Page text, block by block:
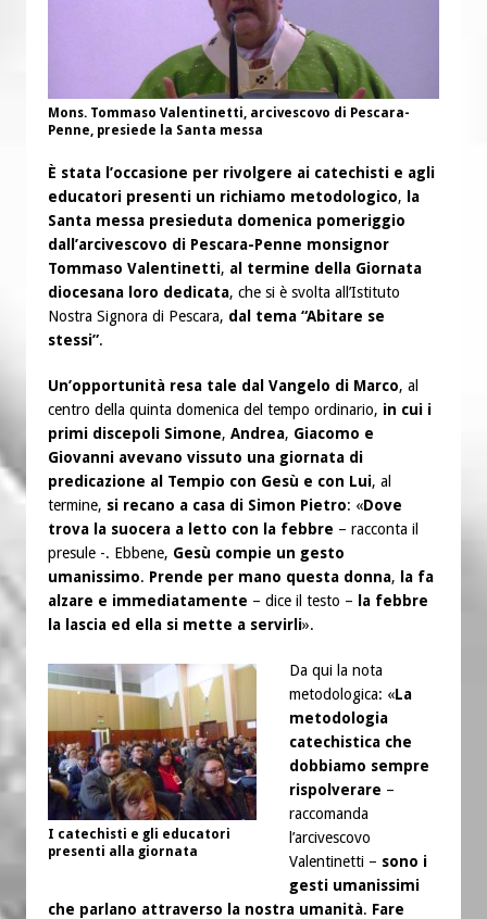
Mons. Tommaso Valentinetti, arcivescovo di Pescara-
Penne, presiede la Santa messa
È stata l’occasione per rivolgere ai catechisti e agli
educatori presenti un richiamo metodologico, la
Santa messa presieduta domenica pomeriggio
dall’arcivescovo di Pescara-Penne monsignor
Tommaso Valentinetti, al termine della Giornata
diocesana loro dedicata, che si è svolta all’Istituto
Nostra Signora di Pescara, dal tema “Abitare se
stessi”.
Un’opportunità resa tale dal Vangelo di Marco, al
centro della quinta domenica del tempo ordinario, in cui i
primi discepoli Simone, Andrea, Giacomo e
Giovanni avevano vissuto una giornata di
predicazione al Tempio con Gesù e con Lui, al
termine, si recano a casa di Simon Pietro: «Dove
trova la suocera a letto con la febbre – racconta il
presule -. Ebbene, Gesù compie un gesto
umanissimo. Prende per mano questa donna,
la fa
alzare e immediatamente – dice il testo –
la febbre
la lascia ed ella si mette a servirli».
I catechisti e gli educatori
presenti alla giornata
Da qui la nota
metodologica: «La
metodologia
catechistica che
dobbiamo sempre
rispolverare –
raccomanda
l’arcivescovo
Valentinetti – sono i
gesti umanissimi
che parlano attraverso la nostra umanità. Fare